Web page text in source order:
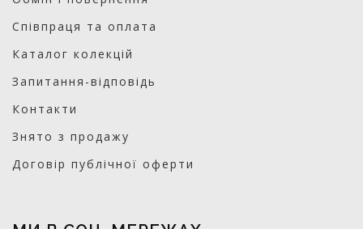
Співпраця та оплата
Каталог колекцій
Запитання-відповідь
Контакти
Знято з продажу
Договір публічної оферти